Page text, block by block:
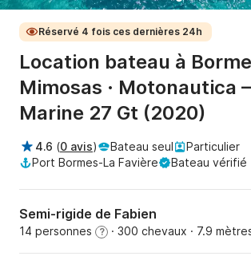
Réservé 4 fois ces dernières 24h
Location bateau à
Mimosas · Motonautica
Marine 27 Gt (2020)
4.6 (0 avis) Bateau seul
Particulier
Port Bormes-La Favière
Bateau vérifié
Semi-rigide de Fabien
14 personnes ? · 300 chevaux · 7.9